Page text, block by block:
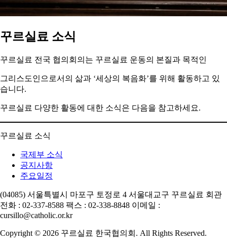
꾸르실료 소식
꾸르실료 전국 협의회의는 꾸르실료 운동의 본질과 목적인
그리스도인으로서의 삶과 ‘세상의 복음화’를 위해 활동하고 있
습니다.
꾸르실료 다양한 활동에 대한 소식은 다음을 참고하세요.
꾸르실료 소식
국제부 소식
공지사항
주요일정
(04085) 서울특별시 마포구 토정로 4 서울대교구 꾸르실료 회관
전화 : 02-337-8588 팩스 : 02-338-8848 이메일 :
cursillo@catholic.or.kr
Copyright © 2026 꾸르실료 한국협의회. All Rights Reserved.